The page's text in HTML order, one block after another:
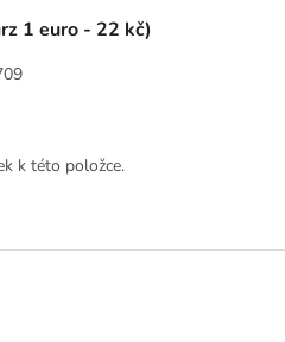
1 euro - 22 kč)
k této položce.